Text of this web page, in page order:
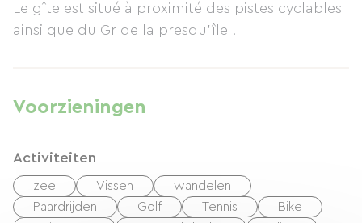
Le gîte est situé à proximité des pistes cyclables
ainsi que du Gr de la presqu'île .
Voorzieningen
Activiteiten
zee Vissen
wandelen
Paardrijden
Golf Tennis
Bike